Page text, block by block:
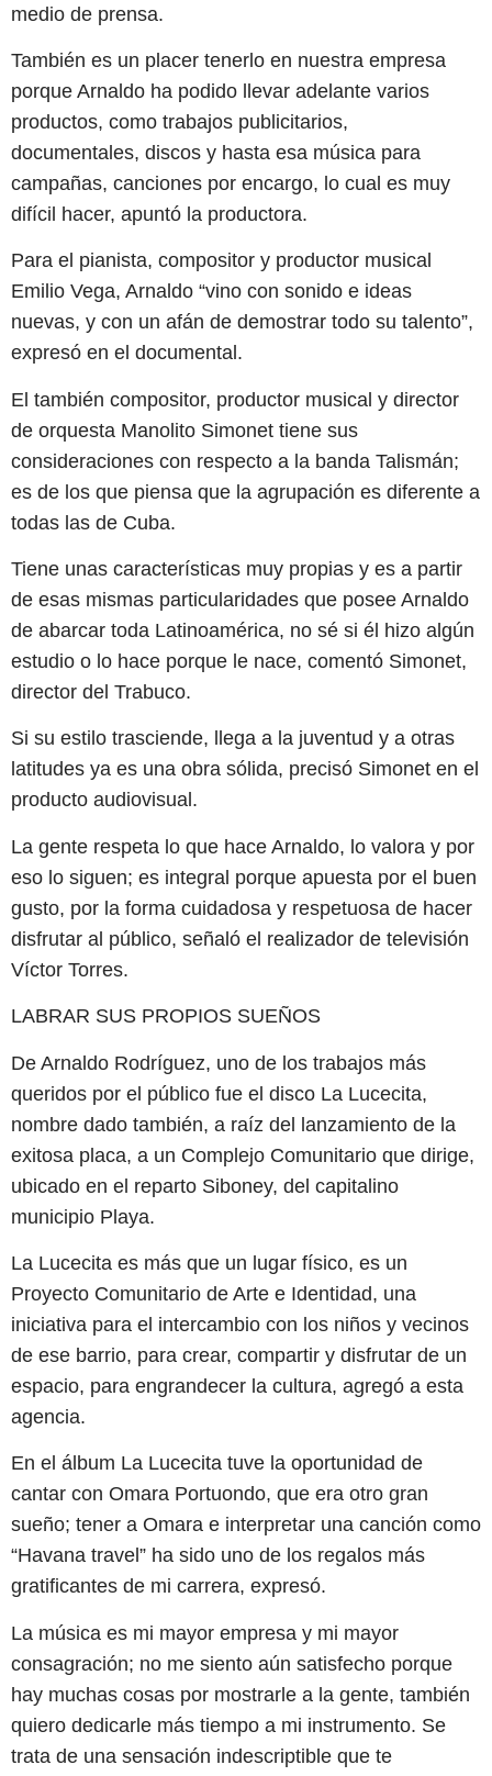
medio de prensa.
También es un placer tenerlo en nuestra empresa
porque Arnaldo ha podido llevar adelante varios
productos, como trabajos publicitarios,
documentales, discos y hasta esa música para
campañas, canciones por encargo, lo cual es muy
difícil hacer, apuntó la productora.
Para el pianista, compositor y productor musical
Emilio Vega, Arnaldo “vino con sonido e ideas
nuevas, y con un afán de demostrar todo su talento”,
expresó en el documental.
El también compositor, productor musical y director
de orquesta Manolito Simonet tiene sus
consideraciones con respecto a la banda Talismán;
es de los que piensa que la agrupación es diferente a
todas las de Cuba.
Tiene unas características muy propias y es a partir
de esas mismas particularidades que posee Arnaldo
de abarcar toda Latinoamérica, no sé si él hizo algún
estudio o lo hace porque le nace, comentó Simonet,
director del Trabuco.
Si su estilo trasciende, llega a la juventud y a otras
latitudes ya es una obra sólida, precisó Simonet en el
producto audiovisual.
La gente respeta lo que hace Arnaldo, lo valora y por
eso lo siguen; es integral porque apuesta por el buen
gusto, por la forma cuidadosa y respetuosa de hacer
disfrutar al público, señaló el realizador de televisión
Víctor Torres.
LABRAR SUS PROPIOS SUEÑOS
De Arnaldo Rodríguez, uno de los trabajos más
queridos por el público fue el disco La Lucecita,
nombre dado también, a raíz del lanzamiento de la
exitosa placa, a un Complejo Comunitario que dirige,
ubicado en el reparto Siboney, del capitalino
municipio Playa.
La Lucecita es más que un lugar físico, es un
Proyecto Comunitario de Arte e Identidad, una
iniciativa para el intercambio con los niños y vecinos
de ese barrio, para crear, compartir y disfrutar de un
espacio, para engrandecer la cultura, agregó a esta
agencia.
En el álbum La Lucecita tuve la oportunidad de
cantar con Omara Portuondo, que era otro gran
sueño; tener a Omara e interpretar una canción como
“Havana travel” ha sido uno de los regalos más
gratificantes de mi carrera, expresó.
La música es mi mayor empresa y mi mayor
consagración; no me siento aún satisfecho porque
hay muchas cosas por mostrarle a la gente, también
quiero dedicarle más tiempo a mi instrumento. Se
trata de una sensación indescriptible que te